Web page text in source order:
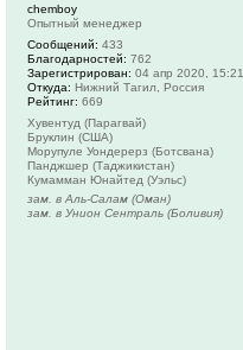
chemboy
Опытный менеджер
Сообщений: 433
Благодарностей: 762
Зарегистрирован: 04 апр 2020, 15:21
Откуда: Нижний Тагил, Россия
Рейтинг: 669
Хувентуд (Парагвай)
Бруклин (США)
Морупуле Уондерерз (Ботсвана)
Панджшер (Таджикистан)
Кумамман Юнайтед (Уэльс)
зам. в Аль-Салам (Оман)
зам. в Унион Сентраль (Боливия)